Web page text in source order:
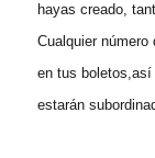
hayas creado,
Cualquier
en tus
estarán